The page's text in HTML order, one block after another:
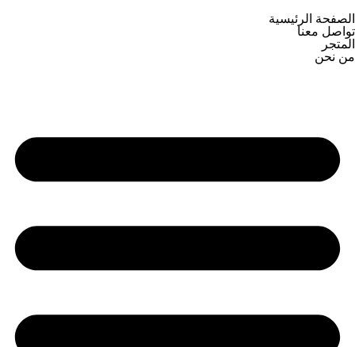
الصفحة الرئيسية
تواصل معنا
المتجر
من نحن